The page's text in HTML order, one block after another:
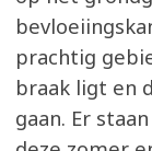
prachtig
braak ligt en
gaan. Er